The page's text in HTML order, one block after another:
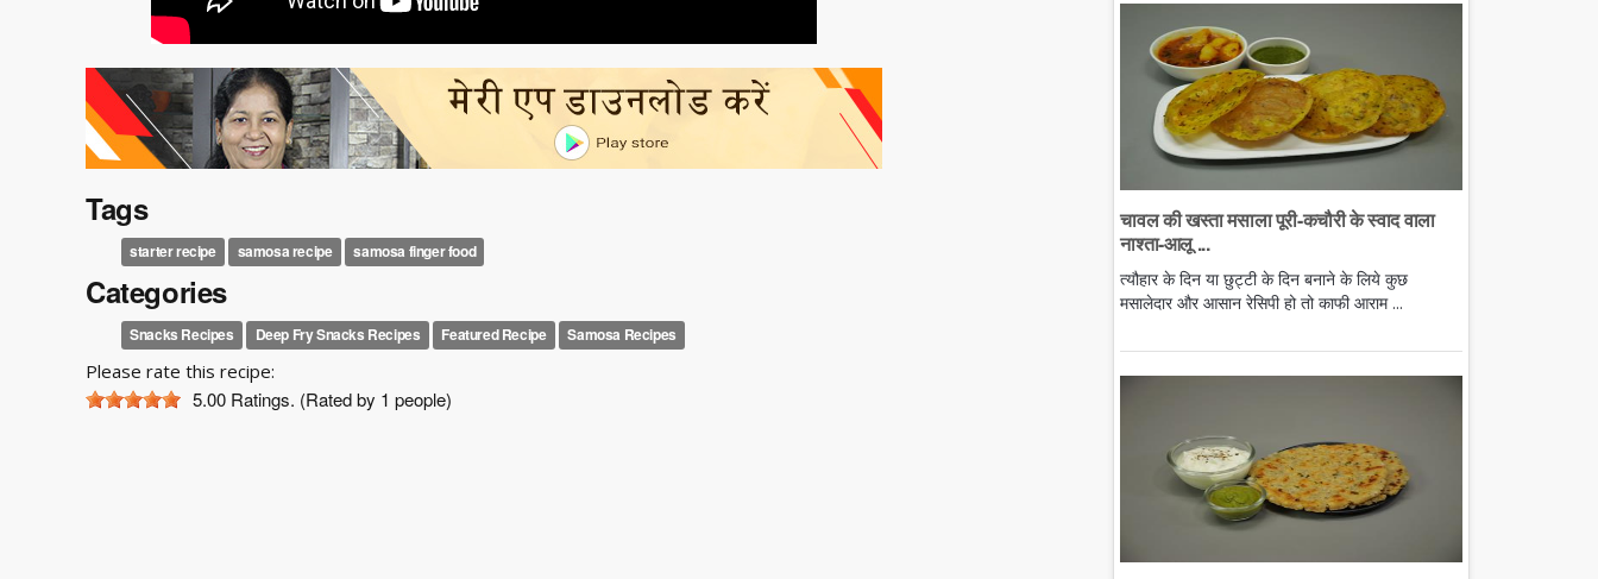
Tags
starter recipe samosa recipe samosa finger food
Categories
Snacks Recipes Deep Fry Snacks Recipes Featured Recipe Samosa Recipes
Please rate this recipe:
5.00 Ratings. (Rated by 1 people)
चावल की खस्ता मसाला पूरी-कचौरी के स्वाद वाला
नाश्ता-आलू ...
त्यौहार के दिन या छुट्टी के दिन बनाने के लिये कुछ
मसालेदार और आसान रेसिपी हो तो काफी आराम ...